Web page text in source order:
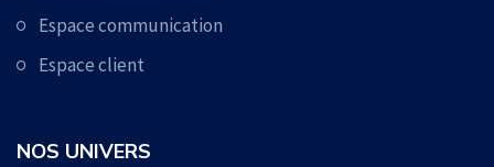
Espace communication
Espace client
NOS UNIVERS